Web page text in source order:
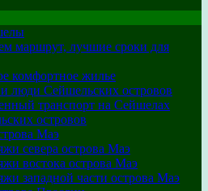
маршрут, лучшие сроки для
комфортное жилье
люди Сейшельских островов
транспорт на Сейшелах
островов
Маэ
севера острова Маэ
востока острова Маэ
западной части острова Маэ